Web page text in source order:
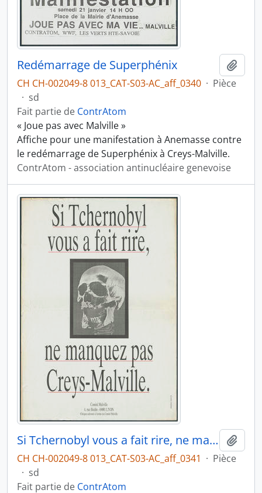
Redémarrage de Superphénix
CH CH-002049-8 013_CAT-S03-AC_aff_0340 · Pièce
· sd
Fait partie de ContrAtom
« Joue pas avec Malville »
Affiche pour une manifestation à Anemasse contre
le redémarrage de Superphénix à Creys-Malville.
ContrAtom - association antinucléaire genevoise
Si Tchernobyl vous a fait rire, ne manquez pas Creys-Malville
CH CH-002049-8 013_CAT-S03-AC_aff_0341 · Pièce
· sd
Fait partie de ContrAtom